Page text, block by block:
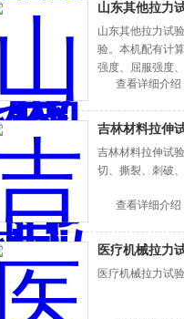
山东其他拉力
山东其他拉力试
验。本机配有计
强度、屈服强度
查看详细介绍
吉林材料拉伸
吉林材料拉伸试
切、撕裂、刺破
查看详细介绍
医疗机械拉力
医疗机械拉力试